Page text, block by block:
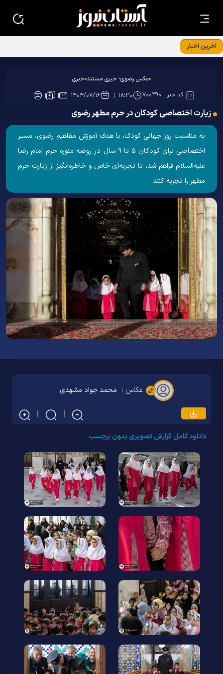
آخرین اخبار
رسانه‌های استان خراسان رضوی
عکس رضوی- خبری مستند خبری
کد خبر : ۷۰۰۳۹۰ ۱۸:۳۰ ۱۴۰۴/۰۷/۱۶
زیارت اختصاصی کودکان در حرم مطهر رضوی
به مناسبت روز جهانی کودک، با هدف آموزش مفاهیم رضوی، مسیر
اختصاصی برای کودکان ۵ تا ۹ سال در روضه منوره حرم امام رضا
علیه‌السلام فراهم شد، تا تجربه‌ای خاص و خاطره‌انگیز از زیارت حرم
مطهر را تجربه کنند.
عکاس : محمد جواد مشهدی
دانلود کامل گزارش تصویری بدون برچسب